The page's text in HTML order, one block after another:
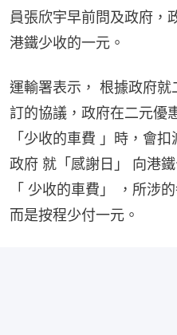
員張欣宇早前問及政府，
港鐵少收的一元。
運輸署表示， 根據政府
訂的協議，政府在二元優
「少收的車費 」時，會
政府 就「感謝日」 向港
「 少收的車費」 ，所涉
而是按程少付一元。